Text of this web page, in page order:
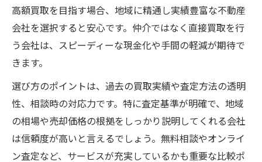
高額買取を目指す場合、地域に精通し実績豊富な不動産
会社を選択すると安心です。仲介ではなく直接買取を行
う会社は、スピーディーな現金化や手間の軽減が期待で
きます。
選び方のポイントは、過去の買取実績や査定方法の透明
性、相談時の対応力です。特に査定基準が明確で、地域
の相場や売却価格の根拠をしっかり説明してくれる会社
は信頼度が高いと言えるでしょう。無料相談やオンライ
ン査定など、サービスが充実しているかも重要な比較ポ